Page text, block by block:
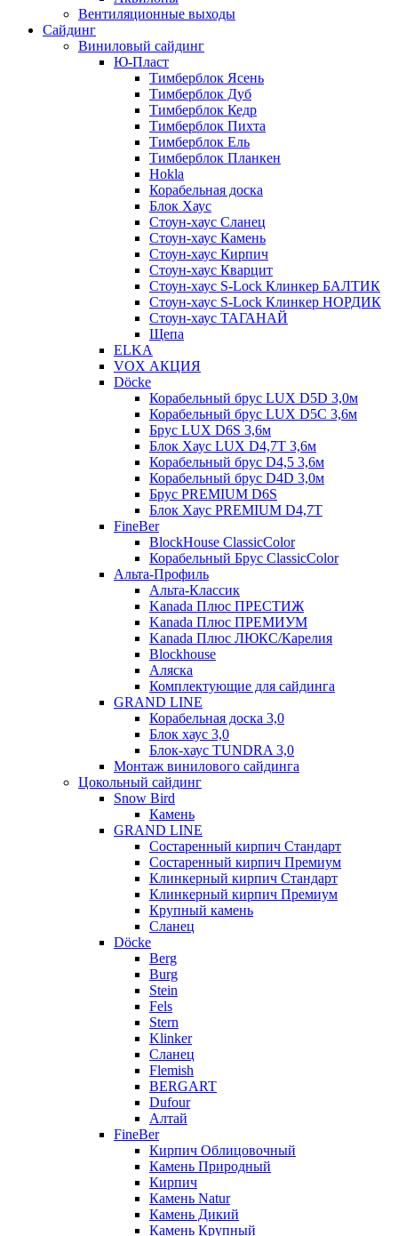
Вентиляционные выходы
Сайдинг
Виниловый сайдинг
Ю-Пласт
Тимберблок Ясень
Тимберблок Дуб
Тимберблок Кедр
Тимберблок Пихта
Тимберблок Ель
Тимберблок Планкен
Hokla
Корабельная доска
Блок Хаус
Стоун-хаус Сланец
Стоун-хаус Камень
Стоун-хаус Кирпич
Стоун-хаус Кварцит
Стоун-хаус S-Lock Клинкер БАЛТИК
Стоун-хаус S-Lock Клинкер НОРДИК
Стоун-хаус ТАГАНАЙ
Щепа
ELKA
VOX АКЦИЯ
Döcke
Корабельный брус LUX D5D 3,0м
Корабельный брус LUX D5C 3,6м
Брус LUX D6S 3,6м
Блок Хаус LUX D4,7T 3,6м
Корабельный брус D4,5 3,6м
Корабельный брус D4D 3,0м
Брус PREMIUM D6S
Блок Хаус PREMIUM D4,7T
FineBer
BlockHouse ClassicColor
Корабельный Брус ClassicColor
Альта-Профиль
Альта-Классик
Kanada Плюс ПРЕСТИЖ
Kanada Плюс ПРЕМИУМ
Kanada Плюс ЛЮКС/Карелия
Blockhouse
Аляска
Комплектующие для сайдинга
GRAND LINE
Корабельная доска 3,0
Блок хаус 3,0
Блок-хаус TUNDRA 3,0
Монтаж винилового сайдинга
Цокольный сайдинг
Snow Bird
Камень
GRAND LINE
Состаренный кирпич Стандарт
Состаренный кирпич Премиум
Клинкерный кирпич Стандарт
Клинкерный кирпич Премиум
Крупный камень
Сланец
Döcke
Berg
Burg
Stein
Fels
Stern
Klinker
Сланец
Flemish
BERGART
Dufour
Алтай
FineBer
Кирпич Облицовочный
Камень Природный
Кирпич
Камень Natur
Камень Дикий
Камень Крупный